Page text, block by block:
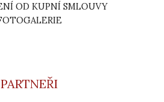
OD KUPNÍ SMLOUVY
PARTNEŘI